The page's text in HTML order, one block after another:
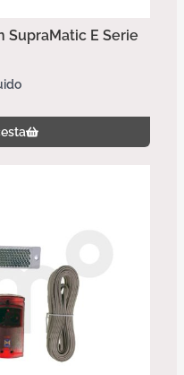
SupraMatic E Serie